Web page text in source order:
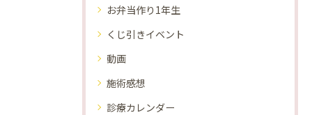
お弁当作り1年生
くじ引きイベント
動画
施術感想
診療カレンダー